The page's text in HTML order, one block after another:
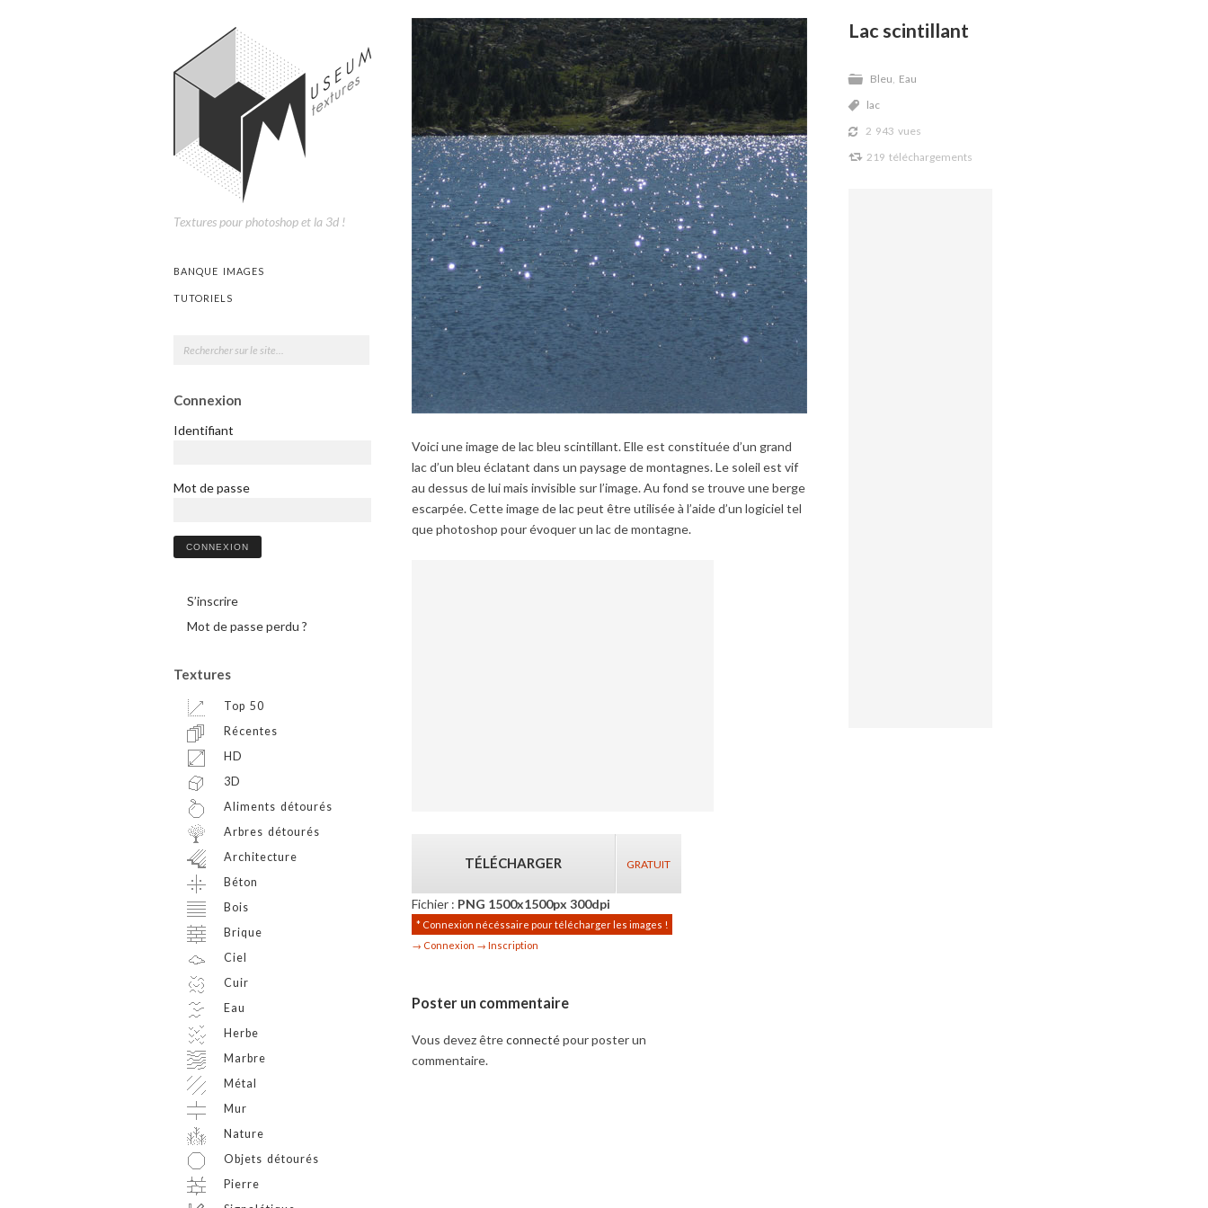
Textures pour photoshop et la 3d !
BANQUE IMAGES
TUTORIELS
Connexion
Identifiant
Mot de passe
S’inscrire
Mot de passe perdu ?
Textures
Top 50
Récentes
HD
3D
Aliments détourés
Arbres détourés
Architecture
Béton
Bois
Brique
Ciel
Cuir
Eau
Herbe
Marbre
Métal
Mur
Nature
Objets détourés
Pierre
Lac scintillant
F Bleu, Eau
,
lac
V
2 943 vues
J 219 téléchargements
Voici une image de lac bleu scintillant. Elle est constituée d’un grand
lac d’un bleu éclatant dans un paysage de montagnes. Le soleil est vif
au dessus de lui mais invisible sur l’image. Au fond se trouve une berge
escarpée. Cette image de lac peut être utilisée à l’aide d’un logiciel tel
que photoshop pour évoquer un lac de montagne.
TÉLÉCHARGER GRATUIT
Fichier : PNG 1500x1500px 300dpi
* Connexion nécéssaire pour télécharger les images !
→ Connexion → Inscription
Poster un commentaire
Vous devez êtreconnectépour poster un
commentaire.